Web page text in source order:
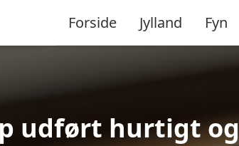
Forside Jylland Fyn
udført hurtigt